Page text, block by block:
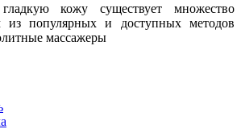
кожу существует множество
популярных и доступных методов
массажеры